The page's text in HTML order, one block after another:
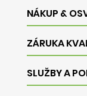
NÁKUP &
ZÁRUKA
SLUŽBY A